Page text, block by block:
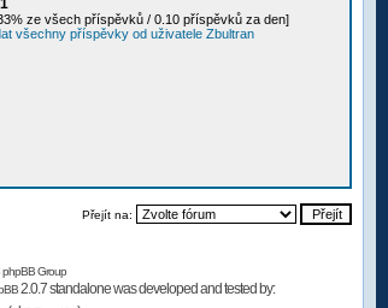
ze všech příspěvků / 0.10 příspěvků za den]
všechny příspěvky od uživatele Zbultran
Přejít na:
Group
2.0.7 standalone was developed and tested by: